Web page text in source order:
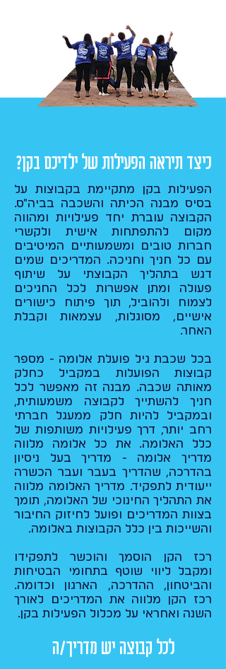
כיצד תיראה הפעילות של ילדיכם בקן?
הפעילות בקן מתקיימת בקבוצות על
בסיס מבנה הכיתה והשכבה בביה"ס.
הקבוצה עוברת יחד פעילויות ומהווה
מקום להתפתחות אישית ולקשרי
חברות טובים ומשמעותיים המיטיבים
עם כל חניך וחניכה. המדריכים שמים
דגש בתהליך הקבוצתי על שיתוף
פעולה ומתן אפשרות לכל החניכים
לצמוח ולהוביל, תוך פיתוח כישורים
אישיים, מסוגלות, עצמאות וקבלת
האחר.
בכל שכבת גיל פועלת אלומה - מספר
קבוצות הפועלות במקביל כחלק
מאותה שכבה. מבנה זה מאפשר לכל
חניך להשתייך לקבוצה משמעותית,
ובמקביל להיות חלק ממעגל חברתי
רחב יותר, דרך פעילויות משותפות של
כלל האלומה. את כל אלומה מלווה
מדריך אלומה - מדריך בעל ניסיון
בהדרכה, שהדריך בעבר ועבר הכשרה
ייעודית לתפקיד. מדריך האלומה מלווה
את התהליך החינוכי של האלומה, תומך
בצוות המדריכים ופועל לחיזוק החיבור
והשייכות בין כלל הקבוצות באלומה.​
רכז הקן הוסמך והוכשר לתפקידו
ומקבל ליווי שוטף בתחומי הבטיחות
והביטחון, ההדרכה, הארגון וכדומה.
רכז הקן מלווה את המדריכים לאורך
השנה ואחראי על מכלול הפעילות בקן.
לכל קבוצה יש מדריך/ה